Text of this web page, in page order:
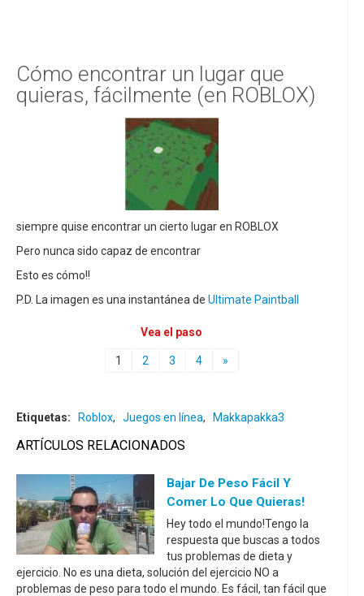
Cómo encontrar un lugar que
quieras, fácilmente (en ROBLOX)
siempre quise encontrar un cierto lugar en ROBLOX
Pero nunca sido capaz de encontrar
Esto es cómo!!
P.D. La imagen es una instantánea de Ultimate Paintball
Vea el paso
1 2 3 4 »
Etiquetas: Roblox, Juegos en línea, Makkapakka3
ARTÍCULOS RELACIONADOS
Bajar De Peso Fácil Y
Comer Lo Que Quieras!
Hey todo el mundo!Tengo la
respuesta que buscas a todos
tus problemas de dieta y
ejercicio. No es una dieta, solución del ejercicio NO a
problemas de peso para todo el mundo. Es fácil, tan fácil que